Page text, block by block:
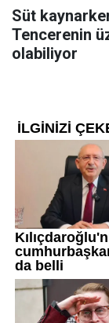
Süt
Tencerenin
olabiliyor